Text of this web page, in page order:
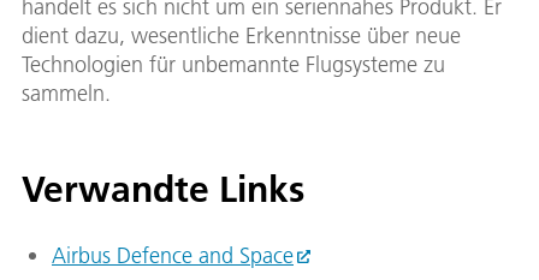
handelt es sich nicht um ein seriennahes Produkt. Er
dient dazu, wesentliche Erkenntnisse über neue
Technologien für unbemannte Flugsysteme zu
sammeln.
Verwandte Links
Airbus Defence and Space